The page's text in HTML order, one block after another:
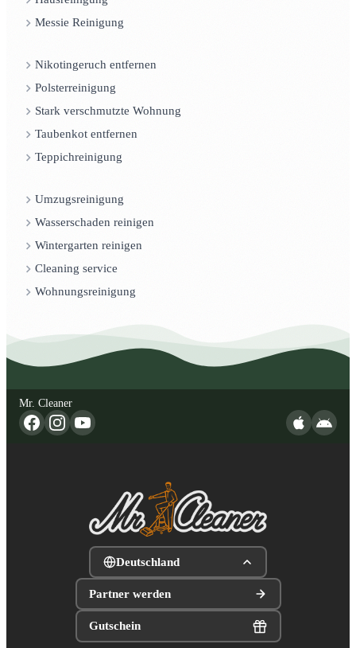
Messie Reinigung
Nikotingeruch entfernen
Polsterreinigung
Stark verschmutzte Wohnung
Taubenkot entfernen
Teppichreinigung
Umzugsreinigung
Wasserschaden reinigen
Wintergarten reinigen
Cleaning service
Wohnungsreinigung
Mr. Cleaner
Deutschland
Partner werden
Gutschein